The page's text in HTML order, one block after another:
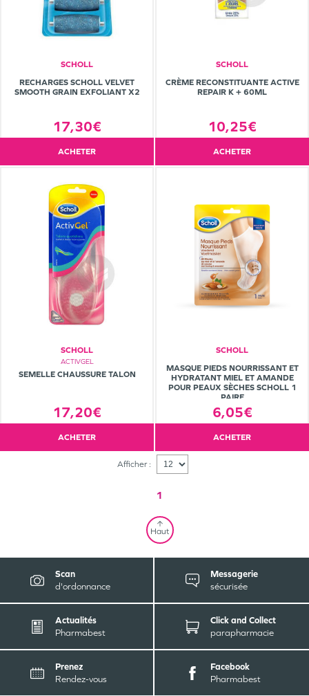
SCHOLL
RECHARGES SCHOLL VELVET
SMOOTH GRAIN EXFOLIANT X2
17,30€
ACHETER
SCHOLL
CRÈME RECONSTITUANTE ACTIVE
REPAIR K + 60ML
10,25€
ACHETER
SCHOLL
ACTIVGEL
SEMELLE CHAUSSURE TALON
17,20€
ACHETER
SCHOLL
MASQUE PIEDS NOURRISSANT ET
HYDRATANT MIEL ET AMANDE
POUR PEAUX SÈCHES SCHOLL 1
PAIRE
6,05€
ACHETER
Afficher :
1
Haut
Scan
d'ordonnance
Messagerie
sécurisée
Actualités
Pharmabest
Click and Collect
parapharmacie
Prenez
Rendez-vous
Facebook
Pharmabest